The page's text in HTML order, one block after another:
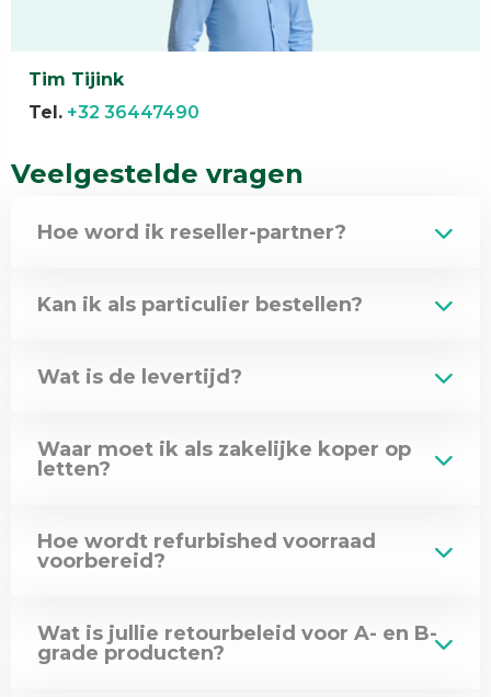
Tim Tijink
Tel. +32 36447490
Veelgestelde vragen
Hoe word ik reseller-partner?
Kan ik als particulier bestellen?
Wat is de levertijd?
Waar moet ik als zakelijke koper op
letten?
Hoe wordt refurbished voorraad
voorbereid?
Wat is jullie retourbeleid voor A- en B-
grade producten?